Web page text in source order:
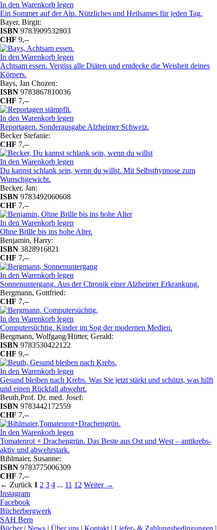
In den Warenkorb legen
Ein Sommer auf der Alp. Nützliches und Heilsames für jeden Tag.
Bayer, Birgit:
ISBN 9783909532803
CHF 9,--
In den Warenkorb legen
Achtsam essen. Vergiss alle Diäten und entdecke die Weisheit deines
Körpers.
Bays, Jan Chozen:
ISBN 9783867810036
CHF 7,--
In den Warenkorb legen
Reportagen. Sonderausgabe Alzheimer Schweiz.
Becker Stefanie:
CHF 7,--
In den Warenkorb legen
Du kannst schlank sein, wenn du willst. Mit Selbsthypnose zum
Wunschgewicht.
Becker, Jan:
ISBN 9783492060608
CHF 7,--
In den Warenkorb legen
Ohne Brille bis ins hohe Alter.
Benjamin, Harry:
ISBN 3828916821
CHF 7,--
In den Warenkorb legen
Sonnenuntergang. Aus der Chronik einer Alzheimer Erkrankung.
Bergmann, Gottfried:
CHF 7,--
In den Warenkorb legen
Computersüchtig. Kinder im Sog der modernen Medien.
Bergmann, Wolfgang/Hütter, Gerald:
ISBN 9783530422122
CHF 9,--
In den Warenkorb legen
Gesund bleiben nach Krebs. Was Sie jetzt stärkt und schützt, was hilft
und einen Rückfall abwehrt.
Beuth,Prof. Dr. med. Josef:
ISBN 9783442172559
CHF 7,--
In den Warenkorb legen
Tomatenrot + Drachengrün. Das Beste aus Ost und West – antikrebs-
aktiv und abwehrstark.
Bihlmaier, Susanne:
ISBN 9783775006309
CHF 7,--
← Zurück 1 2 3 4 ... 11 12 Weiter →
Instagram
Facebook
Bücherbergwerk
SAH Bern
Bücher| News | Über uns | Kontakt | Liefer- & Zahlungsbedingungen |